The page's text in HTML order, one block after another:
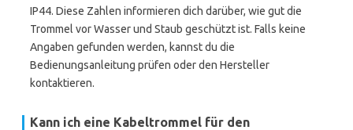
IP44. Diese Zahlen informieren dich darüber, wie gut die
Trommel vor Wasser und Staub geschützt ist. Falls keine
Angaben gefunden werden, kannst du die
Bedienungsanleitung prüfen oder den Hersteller
kontaktieren.
Kann ich eine Kabeltrommel für den